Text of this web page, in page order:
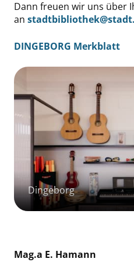
Dann freuen wir uns über
an
DINGEBORG Merkblatt
Dingeborg
Mag.a E. Hamann